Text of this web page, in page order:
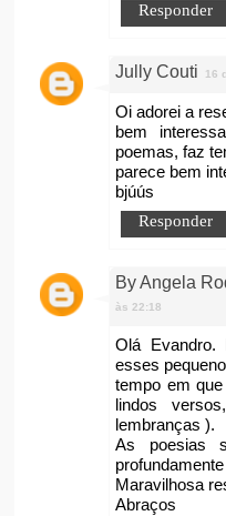
Responder
Jully Couti 16
Oi adorei a
bem
poemas, faz
parece bem
bjúús
Responder
By Angela
às 22:18
Olá Evandro.
esses
tempo em
lindos
lembranças ).
As poesias
Maravilhosa
Abraços